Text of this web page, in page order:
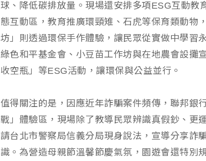
球、降低碳排放量。現場還安排多項ESG互動教
態互動區，教育推廣環頸雉、石虎等保育類動物
坊」則透過環保手作體驗，讓民眾從實做中學習
綠色和平基金會、小豆苗工作坊與在地農會設攤
收空瓶」等ESG活動，讓環保與公益並行。
值得關注的是，因應近年詐騙案件頻傳，聯邦銀
戰」體驗區，現場除了教導民眾辨識真假鈔、更
請台北市警察局信義分局現身說法，宣導分享詐
識。為營造母親節溫馨節慶氣氛，園遊會還特別